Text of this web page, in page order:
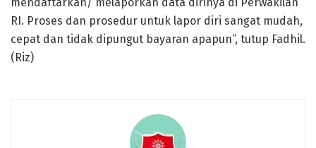
RI. Proses dan prosedur untuk lapor diri sangat mudah,
cepat dan tidak dipungut bayaran apapun”, tutup Fadhil.
(Riz)